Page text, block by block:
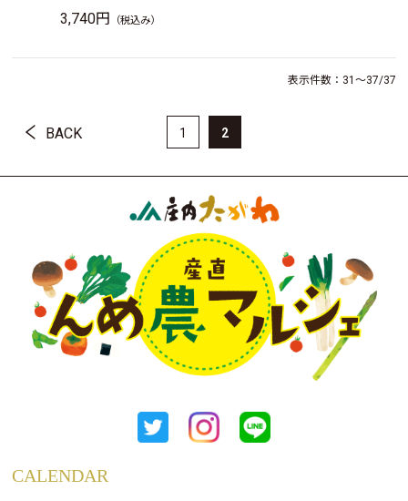
3,740円
（税込み）
表示件数：31～37/37
BACK 1 2
CALENDAR